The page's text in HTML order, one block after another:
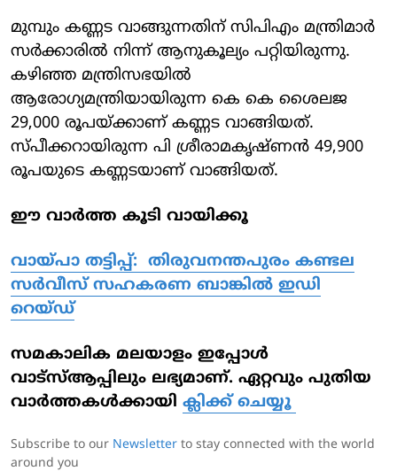
മുമ്പും കണ്ണട വാങ്ങുന്നതിന് സിപിഎം മന്ത്രിമാര്‍
സര്‍ക്കാരില്‍ നിന്ന് ആനുകൂല്യം പറ്റിയിരുന്നു.
കഴിഞ്ഞ മന്ത്രിസഭയില്‍
ആരോഗ്യമന്ത്രിയായിരുന്ന കെ കെ ശൈലജ
29,000 രൂപയ്ക്കാണ് കണ്ണട വാങ്ങിയത്.
സ്പീക്കറായിരുന്ന പി ശ്രീരാമകൃഷ്ണന്‍ 49,900
രൂപയുടെ കണ്ണടയാണ് വാങ്ങിയത്.
ഈ വാർത്ത കൂടി വായിക്കൂ
വായ്പാ തട്ടിപ്പ്: തിരുവനന്തപുരം കണ്ടല
സര്‍വീസ് സഹകരണ ബാങ്കില്‍ ഇഡി
റെയ്ഡ്
സമകാലിക മലയാളം ഇപ്പോൾ
വാട്‌സ്ആപ്പിലും ലഭ്യമാണ്. ഏറ്റവും പുതിയ
വാർത്തകൾക്കായി ക്ലിക്ക് ചെയ്യൂ
Subscribe to our Newsletter to stay connected with the world
around you